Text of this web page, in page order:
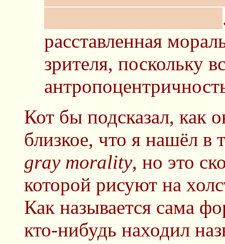
расставленная
зрителя, поскольку
Кот бы подсказал, как
близкое, что я нашёл в
gray morality, но это
которой рисуют на
Как называется сама
кто-нибудь находил